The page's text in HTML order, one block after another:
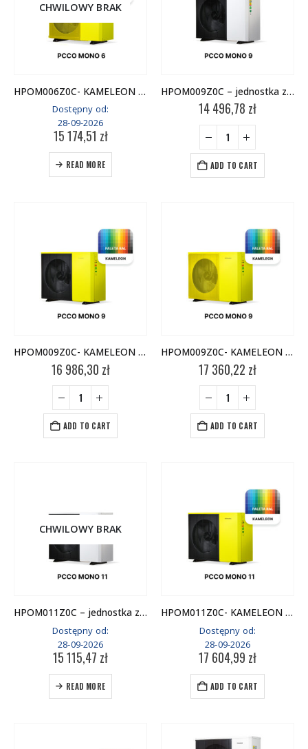
CHWILOWY BRAK
HPOM006Z0C- KAMELEON WARIANT 2 – jednostka zewnętrzna
Dostępny od:
28-09-2026
15 174,51 zł
READ MORE
HPOM009Z0C – jednostka zewnętrzna
14 496,78 zł
ADD TO CART
HPOM009Z0C- KAMELEON WARIANT 1 – jednostka zewnętrzna
16 986,30 zł
ADD TO CART
HPOM009Z0C- KAMELEON WARIANT 2 – jednostka zewnętrzna
17 360,22 zł
ADD TO CART
CHWILOWY BRAK
HPOM011Z0C – jednostka zewnętrzna
Dostępny od:
28-09-2026
15 115,47 zł
READ MORE
HPOM011Z0C- KAMELEON WARIANT 1 – jednostka zewnętrzna
Dostępny od:
28-09-2026
17 604,99 zł
ADD TO CART